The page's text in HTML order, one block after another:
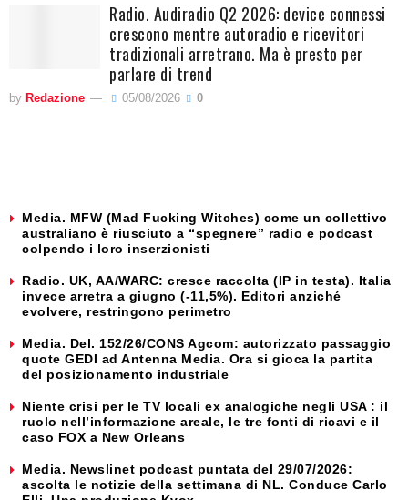
Radio. Audiradio Q2 2026: device connessi
crescono mentre autoradio e ricevitori
tradizionali arretrano. Ma è presto per
parlare di trend
by Redazione 05/08/2026 0
Media. MFW (Mad Fucking Witches) come un collettivo
australiano è riusciuto a “spegnere” radio e podcast
colpendo i loro inserzionisti
Radio. UK, AA/WARC: cresce raccolta (IP in testa). Italia
invece arretra a giugno (-11,5%). Editori anziché
evolvere, restringono perimetro
Media. Del. 152/26/CONS Agcom: autorizzato passaggio
quote GEDI ad Antenna Media. Ora si gioca la partita
del posizionamento industriale
Niente crisi per le TV locali ex analogiche negli USA : il
ruolo nell’informazione areale, le tre fonti di ricavi e il
caso FOX a New Orleans
Media. Newslinet podcast puntata del 29/07/2026:
ascolta le notizie della settimana di NL. Conduce Carlo